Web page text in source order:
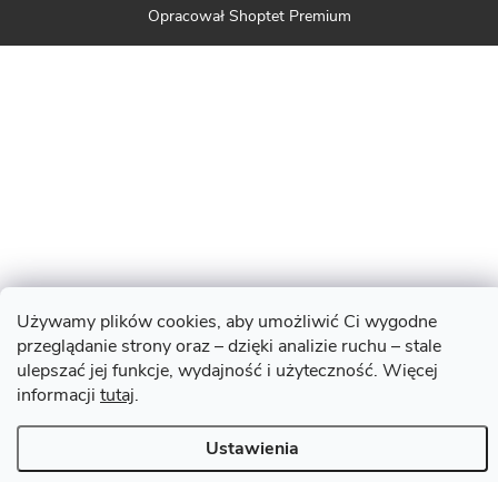
Używamy plików cookies, aby umożliwić Ci wygodne
przeglądanie strony oraz – dzięki analizie ruchu – stale
ulepszać jej funkcje, wydajność i użyteczność. Więcej
informacji tutaj.
Ustawienia
Opracował Shoptet Premium